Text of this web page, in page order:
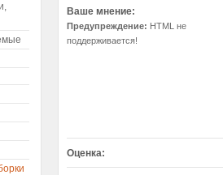
Ваше мнение:
Предупреждение: HTML не
поддерживается!
Оценка: